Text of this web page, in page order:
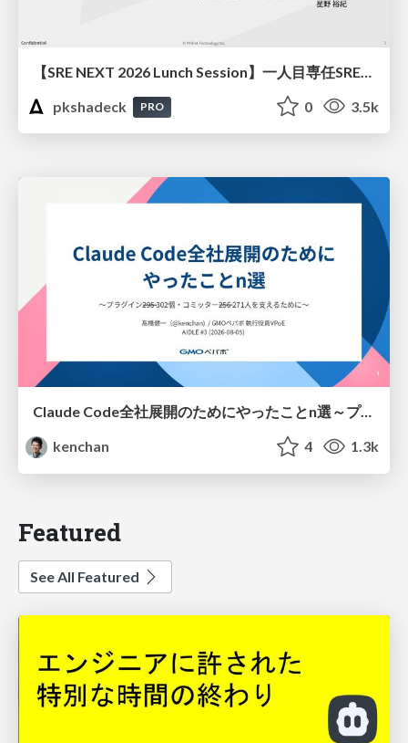
pkshadeck
PRO 0 3.5k
Claude Code全社展開のためにやったことn選～プラグイン302個・コミッター271人を支えるために～
kenchan
4 1.3k
Featured
See All Featured